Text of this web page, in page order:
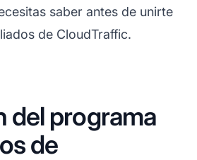
saber antes de unirte
de CloudTraffic.
del programa
de